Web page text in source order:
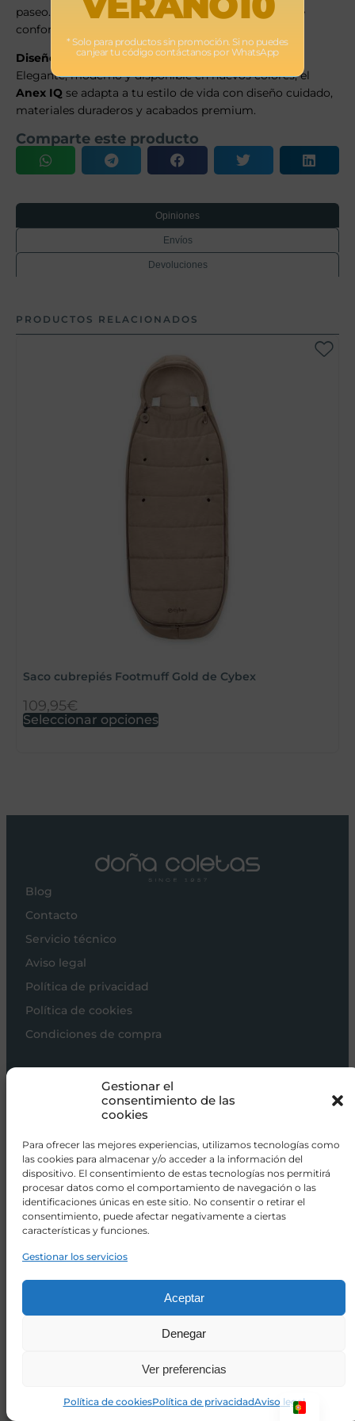
Gestionar el
consentimiento de las
cookies
Para ofrecer las mejores experiencias, utilizamos tecnologías como
las cookies para almacenar y/o acceder a la información del
dispositivo. El consentimiento de estas tecnologías nos permitirá
procesar datos como el comportamiento de navegación o las
identificaciones únicas en este sitio. No consentir o retirar el
consentimiento, puede afectar negativamente a ciertas
características y funciones.
Gestionar los servicios
Aceptar
Denegar
Ver preferencias
Política de cookiesPolítica de privacidadAviso legal
paseo. Es la única silla ligera que ofrece este nivel de
confort para tu bebé.
Diseño minimalista y funcional
Elegante, moderno y disponible en nuevos colores, el
Anex IQ se adapta a tu estilo de vida con diseño cuidado,
materiales duraderos y acabados premium.
Comparte este producto
Opiniones
Envíos
Devoluciones
PRODUCTOS RELACIONADOS
Saco cubrepiés Footmuff Gold de Cybex
109,95€
Seleccionar opciones
Blog
Contacto
Servicio técnico
Aviso legal
Política de privacidad
Política de cookies
Condiciones de compra
Carros de bebé
Sillas de paseo
Alimentación
Hogar
Viajar
info@donacoletas.com
+34 91 626 62 75
Accesorios para bebés en Las Rozas
© 2026 Doña Coletas Hecho con ♥ por
* Solo para productos sin promoción. Si no puedes
canjear tu código contáctanos por WhatsApp